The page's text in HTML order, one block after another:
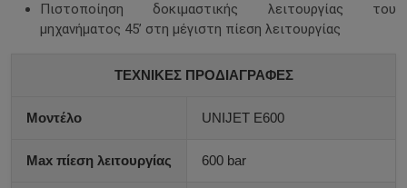
Πιστοποίηση δοκιμαστικής λειτουργίας του
μηχανήματος 45’ στη μέγιστη πίεση λειτουργίας
ΤΕΧΝΙΚΕΣ ΠΡΟΔΙΑΓΡΑΦΕΣ
Μοντέλο UNIJET E600
Max πίεση λειτουργίας 600 bar